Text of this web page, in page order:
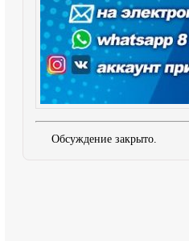
Обсуждение закрыто.